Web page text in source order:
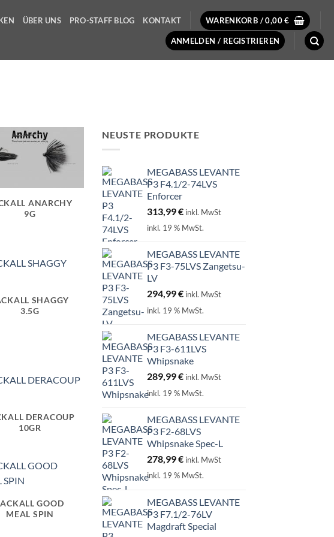
ÜBER UNS PRO-STAFF BLOG KONTAKT WARENKORB /0,00€
ANMELDEN / REGISTRIEREN
ANARCHY
9G
SHAGGY
3.5G
DERACOUP
10GR
GOOD
MEAL SPIN
NEUSTE PRODUKTE
MEGABASS LEVANTE
P3 F4.1/2-74LVS
Enforcer
313,99€ inkl. MwSt
inkl. 19 % MwSt.
MEGABASS LEVANTE
P3 F3-75LVS Zangetsu-
LV
294,99€ inkl. MwSt
inkl. 19 % MwSt.
MEGABASS LEVANTE
P3 F3-611LVS
Whipsnake
289,99€ inkl. MwSt
inkl. 19 % MwSt.
MEGABASS LEVANTE
P3 F2-68LVS
Whipsnake Spec-L
278,99€ inkl. MwSt
inkl. 19 % MwSt.
MEGABASS LEVANTE
P3 F7.1/2-76LV
Magdraft Special